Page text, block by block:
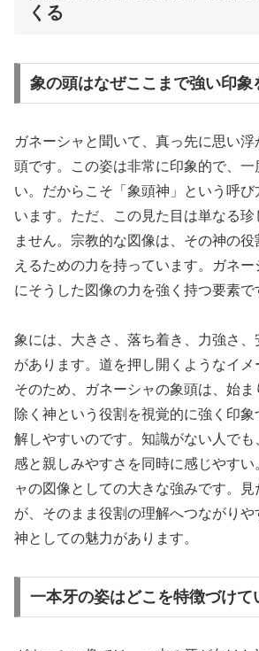
くる
象の頭はなぜここまで強い印象
ガネーシャと聞いて、真っ先に思い
頭です。この姿は非常に印象的で、一
い。だからこそ「象頭神」という呼
います。ただ、この見た目は単なる珍
ません。宗教的な図像は、その神の
えるための力を持っています。ガネ
にそうした図像の力を強く持つ要素で
象には、大きさ、落ち着き、力強さ
があります。道を押し開くようなイメ
そのため、ガネーシャの象頭は、始ま
除く神という役割を視覚的に強く印
解しやすいのです。知識がない人で
感と親しみやすさを同時に感じやす
ャの図像としての大きな強みです。見
が、そのまま役割の理解へつながり
神としての魅力があります。
一本牙の姿はどこを特徴づけて